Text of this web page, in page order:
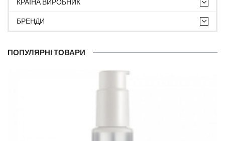
КРАЇНА ВИРОБНИК
БРЕНДИ
ПОПУЛЯРНІ ТОВАРИ